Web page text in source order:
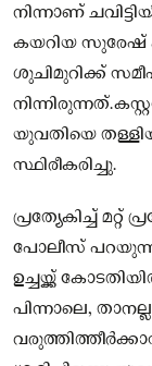
നിന്നാണ്
കയറിയ സുരേഷ്
ശുചിമുറിക്ക്
യുവതിയെ
സ്ഥിരീകരിച്ചു.
പ്രത്യേകിച്ച് മറ്റ്
പോലീസ്
ഉച്ചയ്ക്ക്
പിന്നാലെ,